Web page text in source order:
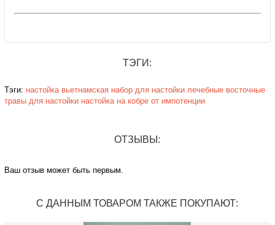
ТЭГИ:
Тэги: настойка вьетнамская набор для настойки лечебные восточные
травы для настойки настойка на кобре от импотенции
ОТЗЫВЫ:
Ваш отзыв может быть первым.
С ДАННЫМ ТОВАРОМ ТАКЖЕ ПОКУПАЮТ: